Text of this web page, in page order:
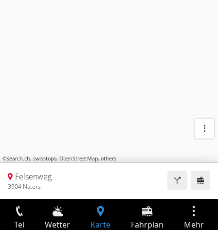
©search.ch, swisstopo, OpenStreetMap, others
Felsenweg
3904 Naters
Tel Wetter Karte Fahrplan Mehr